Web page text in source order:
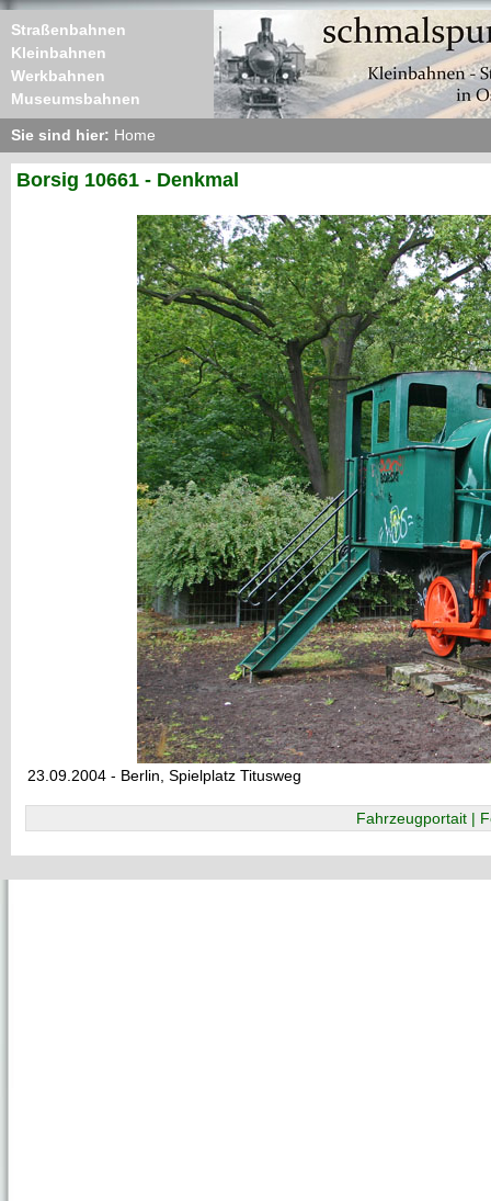
Straßenbahnen
Kleinbahnen
Werkbahnen
Museumsbahnen
Sie sind hier: Home
Borsig 10661 - Denkmal
23.09.2004 - Berlin, Spielplatz Titusweg
Fahrzeugportait |